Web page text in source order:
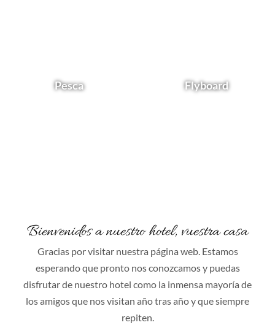
Pesca Flyboard
Bienvenidos a nuestro hotel, vuestra casa
Gracias por visitar nuestra página web. Estamos
esperando que pronto nos conozcamos y puedas
disfrutar de nuestro hotel como la inmensa mayoría de
los amigos que nos visitan año tras año y que siempre
repiten.